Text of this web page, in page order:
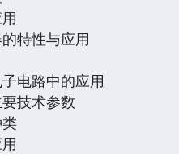
性与应用
路中的应用
技术参数